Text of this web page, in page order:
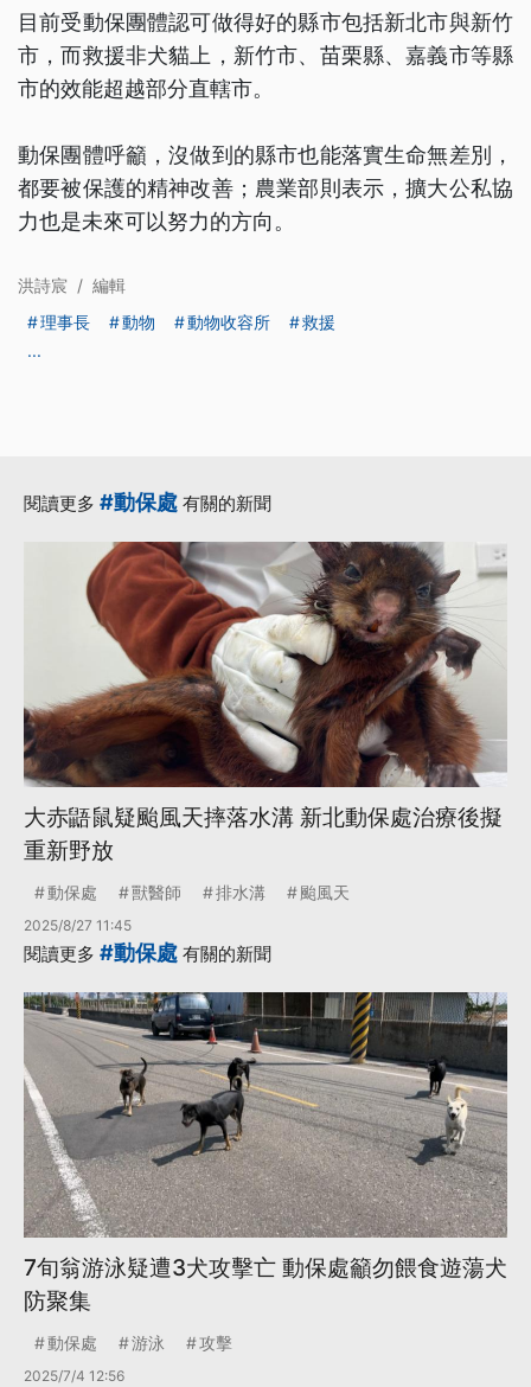
目前受動保團體認可做得好的縣市包括新北市與新竹
市，而救援非犬貓上，新竹市、苗栗縣、嘉義市等縣
市的效能超越部分直轄市。
動保團體呼籲，沒做到的縣市也能落實生命無差別，
都要被保護的精神改善；農業部則表示，擴大公私協
力也是未來可以努力的方向。
洪詩宸 / 編輯
理事長
動物 動物收容所
救援
...
閱讀更多 #動保處 有關的新聞
大赤鼯鼠疑颱風天摔落水溝 新北動保處治療後擬
重新野放
動保處 獸醫師 排水溝 颱風天
2025/8/27 11:45
閱讀更多 #動保處 有關的新聞
7旬翁游泳疑遭3犬攻擊亡 動保處籲勿餵食遊蕩犬
防聚集
動保處 游泳 攻擊
2025/7/4 12:56